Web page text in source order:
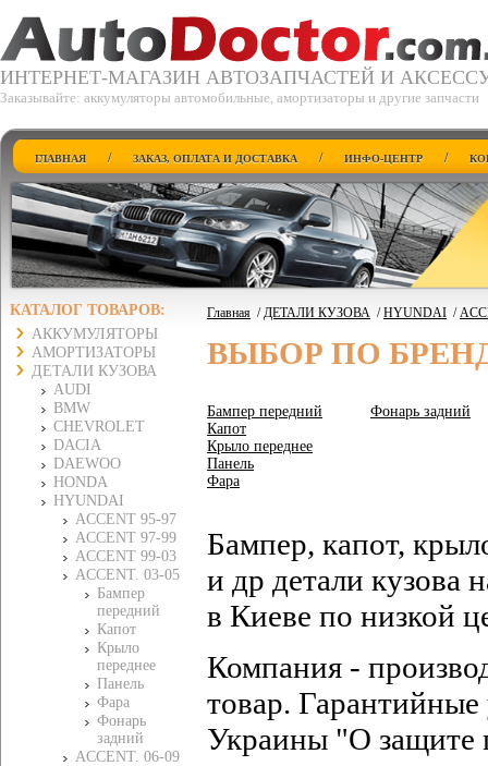
ИНТЕРНЕТ-МАГАЗИН АВТОЗАПЧАСТЕЙ И
Заказывайте: аккумуляторы автомобильные, амортизаторы и другие запчасти
ГЛАВНАЯ / ЗАКАЗ, ОПЛАТА И ДОСТАВКА / ИНФО-ЦЕНТР /
КАТАЛОГ ТОВАРОВ:
АККУМУЛЯТОРЫ
АМОРТИЗАТОРЫ
ДЕТАЛИ КУЗОВА
AUDI
BMW
CHEVROLET
DACIA
DAEWOO
HONDA
HYUNDAI
ACCENT 95-97
ACCENT 97-99
ACCENT 99-03
ACCENT. 03-05
Бампер
передний
Капот
Крыло
переднее
Панель
Фара
Фонарь
задний
ACCENT. 06-09
Главная /ДЕТАЛИ КУЗОВА /HYUNDAI /
ВЫБОР ПО
Бампер передний
Капот
Крыло переднее
Панель
Фара
Фонарь задний
Бампер, капот,
и др детали
в Киеве по низкой
Компания -
товар. Гарантийные
Украины "О защите